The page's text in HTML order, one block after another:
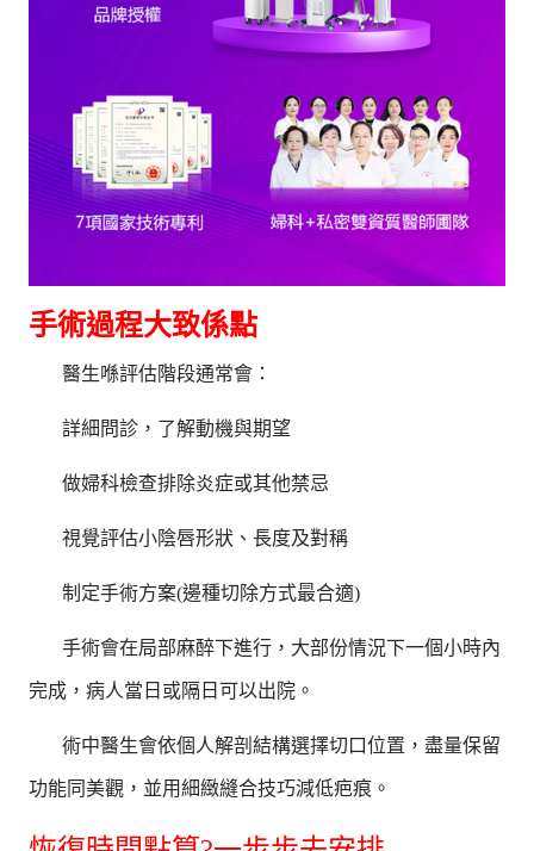
手術過程大致係點
醫生喺評估階段通常會：
詳細問診，了解動機與期望
做婦科檢查排除炎症或其他禁忌
視覺評估小陰唇形狀、長度及對稱
制定手術方案(邊種切除方式最合適)
手術會在局部麻醉下進行，大部份情況下一個小時內
完成，病人當日或隔日可以出院。
術中醫生會依個人解剖結構選擇切口位置，盡量保留
功能同美觀，並用細緻縫合技巧減低疤痕。